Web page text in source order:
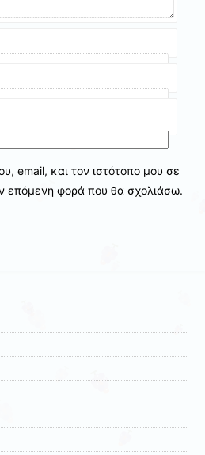
email, και τον ιστότοπο μου σε
επόμενη φορά που θα σχολιάσω.